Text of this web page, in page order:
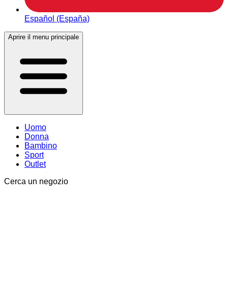
Español (España)
Aprire il menu principale
Uomo
Donna
Bambino
Sport
Outlet
Cerca un negozio